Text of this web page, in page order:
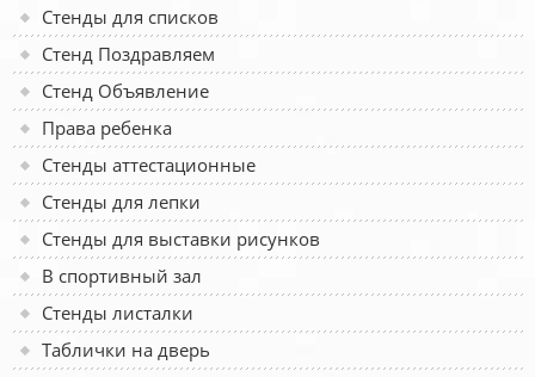
Стенды для списков
Стенд Поздравляем
Стенд Объявление
Права ребенка
Стенды аттестационные
Стенды для лепки
Стенды для выставки рисунков
В спортивный зал
Стенды листалки
Таблички на дверь